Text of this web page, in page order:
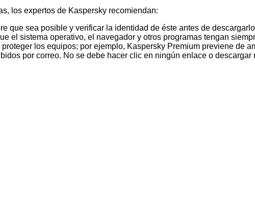
los expertos de Kaspersky recomiendan:
que sea posible y verificar la identidad de éste antes de
el sistema operativo, el navegador y otros programas tengan
los equipos; por ejemplo, Kaspersky Premium previene de
por correo. No se debe hacer clic en ningún enlace o